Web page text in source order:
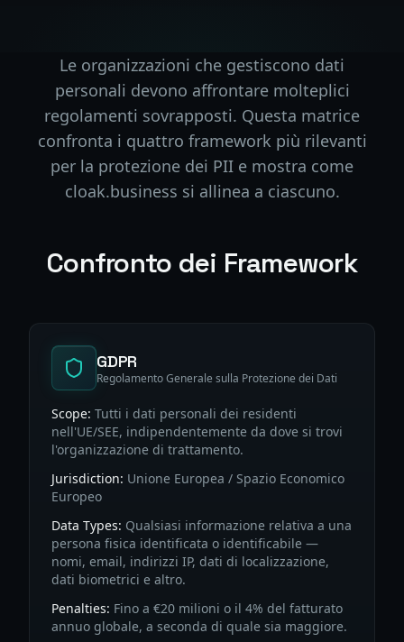
Le organizzazioni che gestiscono dati
personali devono affrontare molteplici
regolamenti sovrapposti. Questa matrice
confronta i quattro framework più rilevanti
per la protezione dei PII e mostra come
cloak.business si allinea a ciascuno.
Confronto dei Framework
GDPR
Regolamento Generale sulla Protezione dei Dati
Scope: Tutti i dati personali dei residenti
nell'UE/SEE, indipendentemente da dove si trovi
l'organizzazione di trattamento.
Jurisdiction: Unione Europea / Spazio Economico
Europeo
Data Types: Qualsiasi informazione relativa a una
persona fisica identificata o identificabile —
nomi, email, indirizzi IP, dati di localizzazione,
dati biometrici e altro.
Penalties: Fino a €20 milioni o il 4% del fatturato
annuo globale, a seconda di quale sia maggiore.